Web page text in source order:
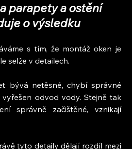
parapety a ostění
o výsledku
s tím, že montáž oken je
selže v detailech.
bývá netěsné, chybí správné
odvod vody. Stejně tak
správně začištěné, vznikají
tyto detaily dělají rozdíl mezi